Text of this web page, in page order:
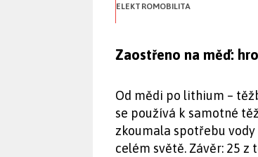
ELEKTROMOBILITA
Zaostřeno na měď:
Od mědi po lithium –
se používá k samotné
zkoumala spotřebu
celém světě. Závěr: 25